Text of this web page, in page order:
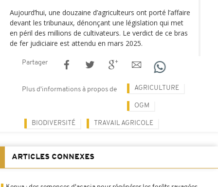
Aujourd’hui, une douzaine d’agriculteurs ont porté l’affaire
devant les tribunaux, dénonçant une législation qui met
en péril des millions de cultivateurs. Le verdict de ce bras
de fer judiciaire est attendu en mars 2025.
Partager
Plus d'informations à propos de AGRICULTURE
OGM
BIODIVERSITÉ TRAVAIL AGRICOLE
ARTICLES CONNEXES